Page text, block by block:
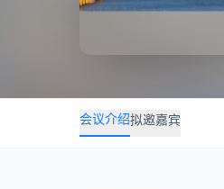
会议介绍拟邀嘉宾